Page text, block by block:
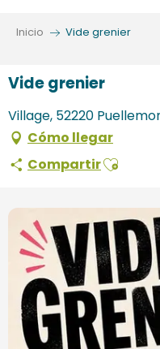
Inicio Vide grenier
Vide grenier
Village, 52220
Cómo llegar
CompartirAjouter